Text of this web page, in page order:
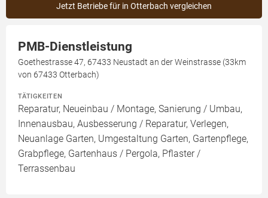
Jetzt Betriebe für in Otterbach vergleichen
PMB-Dienstleistung
Goethestrasse 47, 67433 Neustadt an der Weinstrasse (33km
von 67433 Otterbach)
TÄTIGKEITEN
Reparatur, Neueinbau / Montage, Sanierung / Umbau,
Innenausbau, Ausbesserung / Reparatur, Verlegen,
Neuanlage Garten, Umgestaltung Garten, Gartenpflege,
Grabpflege, Gartenhaus / Pergola, Pflaster /
Terrassenbau